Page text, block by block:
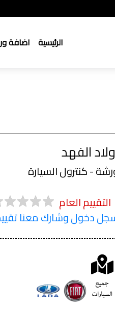
الرئيسية اضافة
الفهد
- كنترول السيارة
التقييم العام
دخول وشارك معنا